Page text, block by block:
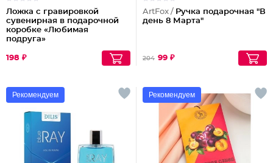
Ложка с гравировкой
сувенирная в подарочной
коробке «Любимая
подруга»
198 ₽
ArtFox / Ручка подарочная "В
день 8 Марта"
204 99 ₽
Рекомендуем Рекомендуем